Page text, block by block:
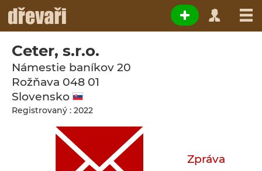
Ceter, s.r.o.
Námestie baníkov 20
Rožňava 048 01
Slovensko
Registrovaný : 2022
Zpráva